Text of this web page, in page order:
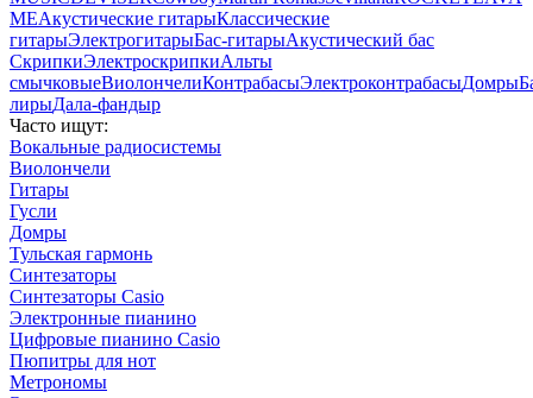
MEАкустические гитарыКлассические
гитарыЭлектрогитарыБас-гитарыАкустический бас
СкрипкиЭлектроскрипкиАльты
смычковыеВиолончелиКонтрабасыЭлектроконтрабасыДомры
лирыДала-фандыр
Часто ищут:
Вокальные радиосистемы
Виолончели
Гитары
Гусли
Домры
Тульская гармонь
Синтезаторы
Синтезаторы Casio
Электронные пианино
Цифровые пианино Casio
Пюпитры для нот
Метрономы